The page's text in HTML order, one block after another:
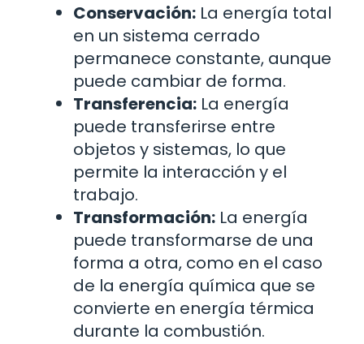
Conservación: La energía total
en un sistema cerrado
permanece constante, aunque
puede cambiar de forma.
Transferencia: La energía
puede transferirse entre
objetos y sistemas, lo que
permite la interacción y el
trabajo.
Transformación: La energía
puede transformarse de una
forma a otra, como en el caso
de la energía química que se
convierte en energía térmica
durante la combustión.